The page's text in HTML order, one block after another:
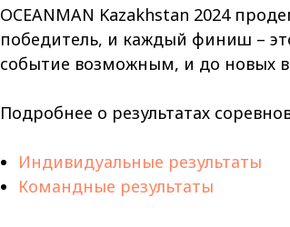
OCEANMAN Kazakhstan 2024
победитель, и каждый финиш –
событие возможным, и до новых
Подробнее о результатах
Индивидуальные результаты
Командные результаты